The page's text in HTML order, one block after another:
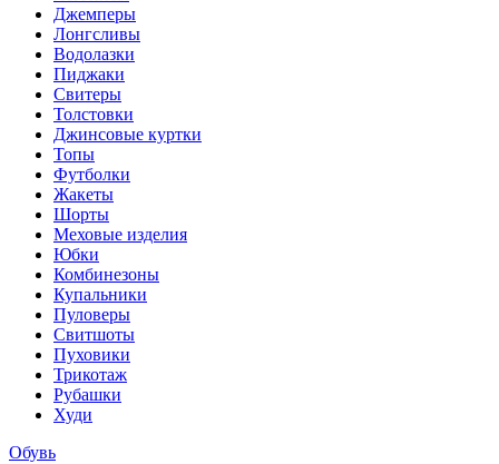
Джемперы
Лонгсливы
Водолазки
Пиджаки
Свитеры
Толстовки
Джинсовые куртки
Топы
Футболки
Жакеты
Шорты
Меховые изделия
Юбки
Комбинезоны
Купальники
Пуловеры
Свитшоты
Пуховики
Трикотаж
Рубашки
Худи
Обувь